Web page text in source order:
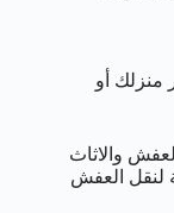
منزلك أو
بنا لنقل العفش والاثاث
لنقل العفش